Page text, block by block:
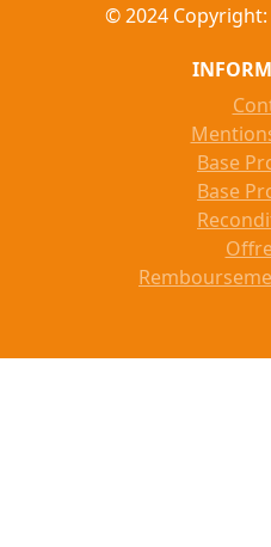
© 2024
Base
Base